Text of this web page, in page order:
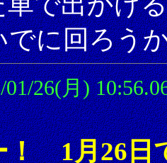
でに回ろう
01/26(月)
！ 1月26日